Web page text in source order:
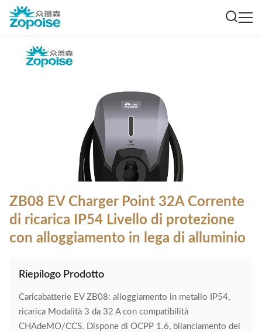
ZB08 EV Charger Point 32A Corrente
di ricarica IP54 Livello di protezione
con alloggiamento in lega di alluminio
Riepilogo Prodotto
Caricabatterie EV ZB08: alloggiamento in metallo IP54,
ricarica Modalità 3 da 32 A con compatibilità
CHAdeMO/CCS. Dispone di OCPP 1.6, bilanciamento del